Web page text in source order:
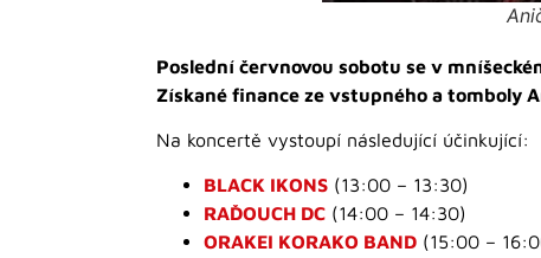
Poslední červnovou sobotu se v
Získané finance ze vstupného a tomboly
Na koncertě vystoupí následující účinkující:
BLACK IKONS (13:00 – 13:30)
RAĎOUCH DC (14:00 – 14:30)
ORAKEI KORAKO BAND (15:00 –